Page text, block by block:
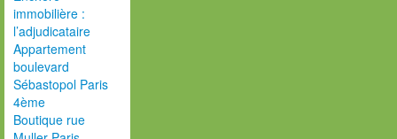
immobilière :
l’adjudicataire
Appartement
boulevard
Sébastopol Paris
4ème
Boutique rue